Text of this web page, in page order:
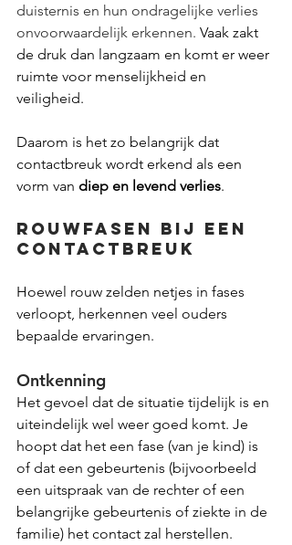
duisternis en hun ondragelijke verlies
onvoorwaardelijk erkennen. Vaak zakt
de druk dan langzaam en komt er weer
ruimte voor menselijkheid en
veiligheid.
Daarom is het zo belangrijk dat
contactbreuk wordt erkend als een
vorm van diep en levend verlies.
Rouwfasen bij een
contactbreuk
Hoewel rouw zelden netjes in fases
verloopt, herkennen veel ouders
bepaalde ervaringen.
Ontkenning
Het gevoel dat de situatie tijdelijk is en
uiteindelijk wel weer goed komt. Je
hoopt dat het een fase (van je kind) is
of dat een gebeurtenis (bijvoorbeeld
een uitspraak van de rechter of een
belangrijke gebeurtenis of ziekte in de
familie) het contact zal herstellen.